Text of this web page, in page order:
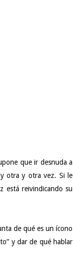
que ir desnuda a
y otra y otra vez. Si le
está reivindicando su
de qué es un ícono
y dar de qué hablar